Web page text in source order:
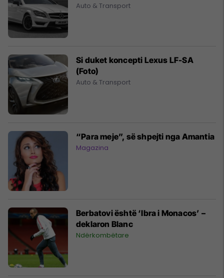
Auto & Transport
Si duket koncepti Lexus LF-SA
(Foto)
Auto & Transport
“Para meje”, së shpejti nga Amantia
Magazina
Berbatovi është ‘Ibra i Monacos’ –
deklaron Blanc
Ndërkombëtare